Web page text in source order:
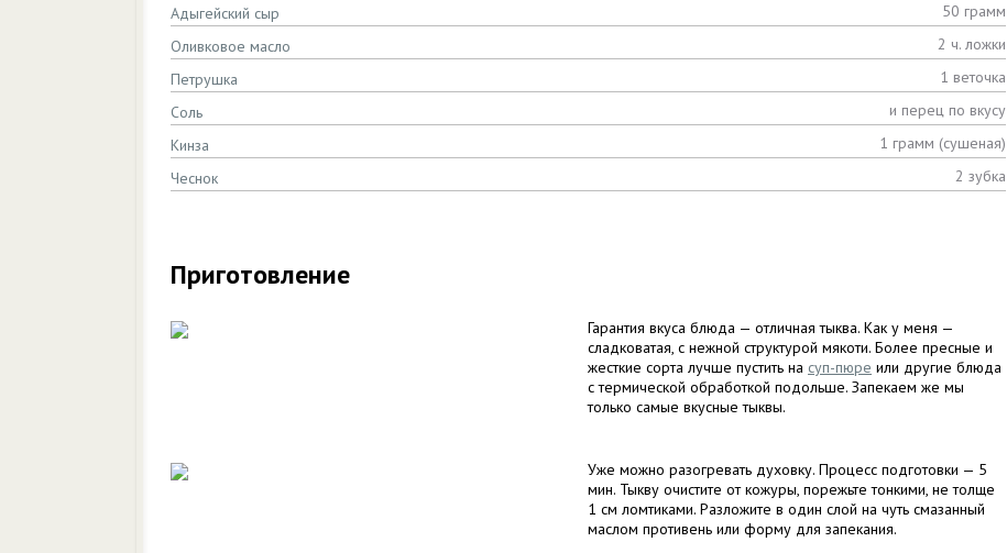
Адыгейский сыр
50 грамм
Оливковое масло
2 ч. ложки
Петрушка
1 веточка
Соль
и перец по вкусу
Кинза
1 грамм (сушеная)
Чеснок
2 зубка
Приготовление
Гарантия вкуса блюда — отличная тыква. Как у меня —
сладковатая, с нежной структурой мякоти. Более пресные и
жесткие сорта лучше пустить на суп-пюре или другие блюда
с термической обработкой подольше. Запекаем же мы
только самые вкусные тыквы.
Уже можно разогревать духовку. Процесс подготовки — 5
мин. Тыкву очистите от кожуры, порежьте тонкими, не толще
1 см ломтиками. Разложите в один слой на чуть смазанный
маслом противень или форму для запекания.